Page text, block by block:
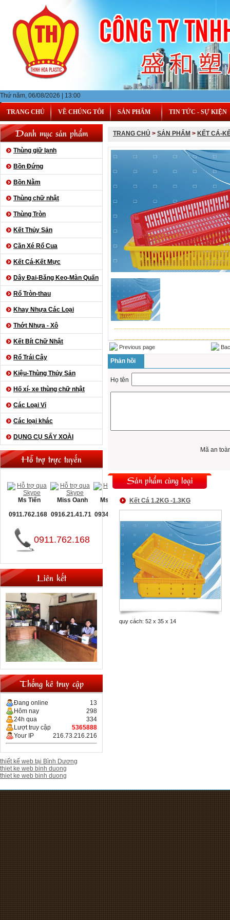
Thứ năm, 06/08/2026 | 13:00
TRANG CHỦ VỀ CHÚNG TÔI SẢN PHẨM TIN TỨC - SỰ KIỆN
Danh mục sản phẩm
Thùng giữ lạnh
Bồn Đứng
Bồn Nằm
Thùng chữ nhật
Thùng Tròn
Kết Thủy Sản
Cần Xé Rổ Cua
Kết Cá-Kết Mực
Dây Đai-Băng Keo-Màn Quấn
Rổ Tròn-thau
Khay Nhựa Các Loại
Thớt Nhựa - Xô
Kết Bít Chữ Nhật
Rổ Trái Cây
Kiệu-Thùng Thủy Sản
Hố xí- xe thùng chữ nhật
Các Loại Vỉ
Các loại khác
DỤNG CỤ SẤY XOÀI
Hỗ trợ trực tuyến
Ms Tiến
0911.762.168
Miss Oanh
0916.21.41.71
Ms Nguyệt
0934.093.660
0911.762.168
Liên kết
Thống kê truy cập
Đang online
13
Hôm nay
298
24h qua
334
Lượt truy cập
5365888
Your IP
216.73.216.216
thiết kế web tại Bình Dương
thiet ke web binh duong
thiet ke web binh duong
TRANG CHỦ > SẢN PHẨM > KẾT CÁ-
Previous page
Phản hồi
Họ tên
Mã an
Sản phẩm cùng loại
Kết Cá 1.2KG -1.3KG
quy cách: 52 x 35 x 14